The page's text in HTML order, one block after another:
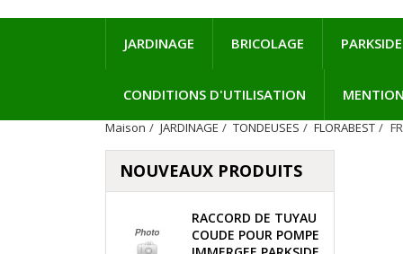
JARDINAGE BRICOLAGE
CONDITIONS D'UTILISATION
Maison JARDINAGE TONDEUSES FLORABEST
NOUVEAUX PRODUITS
RACCORD DE TUYAU
COUDE POUR POMPE